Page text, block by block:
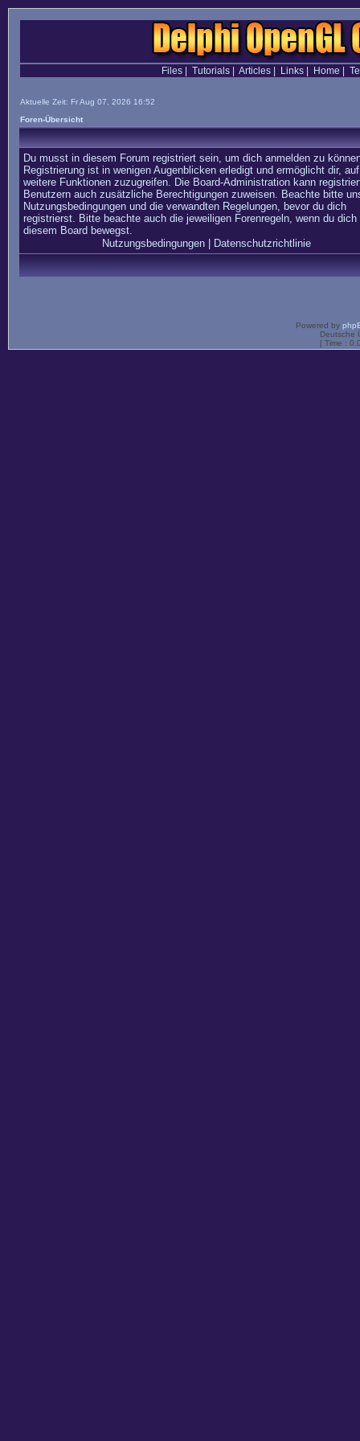
Files| Tutorials| Articles| Links| Home
Aktuelle Zeit: Fr Aug 07, 2026 16:52
Foren-Übersicht
Du musst in diesem Forum registriert sein, um dich anmelden zu
Registrierung ist in wenigen Augenblicken erledigt und ermöglicht dir, auf
weitere Funktionen zuzugreifen. Die Board-Administration kann
Benutzern auch zusätzliche Berechtigungen zuweisen. Beachte bitte
Nutzungsbedingungen und die verwandten Regelungen, bevor du dich
registrierst. Bitte beachte auch die jeweiligen Forenregeln, wenn du dich
diesem Board bewegst.
Nutzungsbedingungen| Datenschutzrichtlinie
Powered by
Deutsche
[ Time :